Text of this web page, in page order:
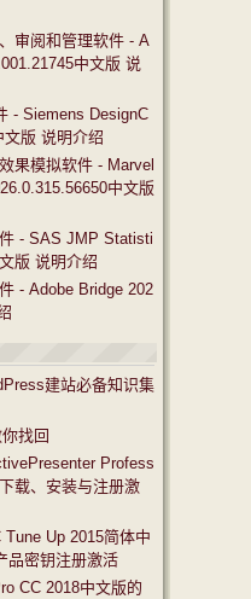
审阅和管理软件 - A
中文版 说
- Siemens DesignC
版 说明介绍
果模拟软件 - Marvel
中文版
- SAS JMP Statisti
版 说明介绍
- Adobe Bridge 202
建站必备知识集
找回
Profess
载、安装与注册激
Up 2015简体中
品密钥注册激活
CC 2018中文版的